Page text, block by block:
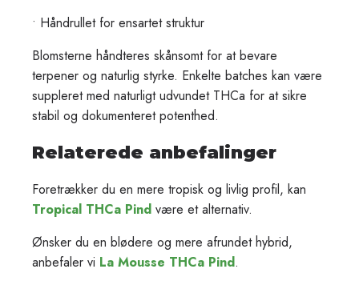
• Håndrullet for ensartet struktur
Blomsterne håndteres skånsomt for at bevare
terpener og naturlig styrke. Enkelte batches kan være
suppleret med naturligt udvundet THCa for at sikre
stabil og dokumenteret potenthed.
Relaterede anbefalinger
Foretrækker du en mere tropisk og livlig profil, kan
Tropical THCa Pind være et alternativ.
Ønsker du en blødere og mere afrundet hybrid,
anbefaler vi La Mousse THCa Pind.